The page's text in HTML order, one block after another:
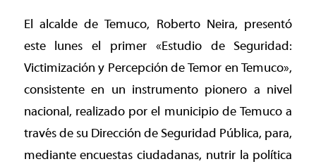
El alcalde de Temuco, Roberto Neira, presentó
este lunes el primer «Estudio de Seguridad:
Victimización y Percepción de Temor en Temuco»,
consistente en un instrumento pionero a nivel
nacional, realizado por el municipio de Temuco a
través de su Dirección de Seguridad Pública, para,
mediante encuestas ciudadanas, nutrir la política